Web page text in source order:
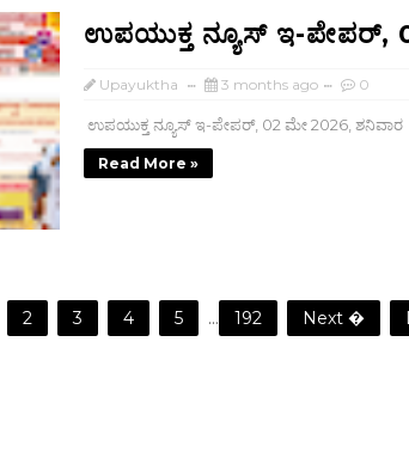
ಉಪಯುಕ್ತ ನ್ಯೂಸ್ ಇ-ಪೇಪರ್,
Upayuktha 3 months ago 0
ಉಪಯುಕ್ತ ನ್ಯೂಸ್ ಇ-ಪೇಪರ್, 02 ಮೇ 2026, ಶನಿವಾರ
Read More »
2 3 4 5 ... 192 Next �